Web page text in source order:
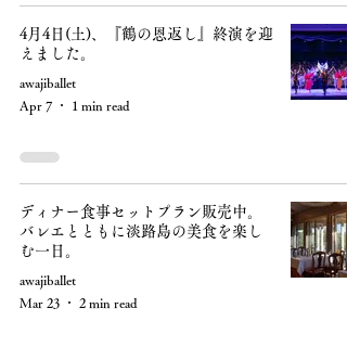
4月4日(土)、『鶴の恩返し』終演を迎
えました。
awajiballet
Apr 7
1 min read
ディナー食事セットプラン販売中。
バレエとともに淡路島の美食を楽し
む一日。
awajiballet
Mar 23
2 min read